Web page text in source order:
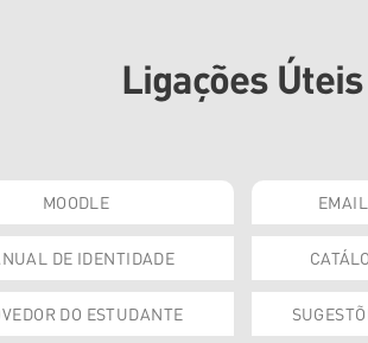
Ligações Úteis
MOODLE
DE IDENTIDADE
DO ESTUDANTE